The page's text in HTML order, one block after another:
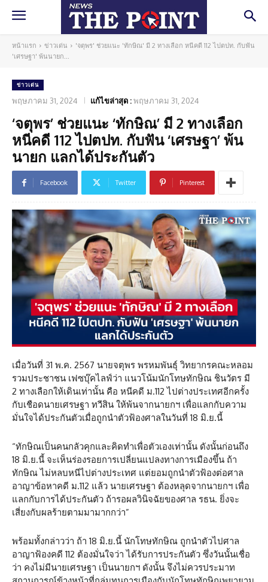
หน้าแรก ข่าวเด่น
'จตุพร' ช่วยแนะ 'ทักษิณ' มี 2 ทางเลือก หนีคดี 112 ไปตปท. กับฟัน
'เศรษฐา' พ้นนายก...
ข่าวเด่น
พฤษภาคม 31, 2024 แก้ไขล่าสุด :พฤษภาคม 31, 2024
‘จตุพร’ ช่วยแนะ ‘ทักษิณ’ มี 2 ทางเลือก
หนีคดี 112 ไปตปท. กับฟัน ‘เศรษฐา’ พ้น
นายก แลกได้ประกันตัว
Facebook Twitter Pinterest
เมื่อวันที่ 31 พ.ค. 2567 นายจตุพร พรหมพันธุ์ วิทยากรคณะหลอม
รวมประชาชน เฟซบุ๊คไลฟ์ว่า แนวโน้มนักโทษทักษิณ ชินวัตร มี
2 ทางเลือกให้เดินเท่านั้น คือ หนีคดี ม.112 ไปต่างประเทศอีกครั้ง
กับเชือดนายเศรษฐา ทวีสิน ให้พ้นจากนายกฯ เพื่อแลกกับความ
มั่นใจได้ประกันตัวเมื่อถูกนำตัวฟ้องศาลในวันที่ 18 มิ.ย.นี้
“ทักษิณเป็นคนกลัวคุกและคิดทำเพื่อตัวเองเท่านั้น ดังนั้นก่อนถึง
18 มิ.ย.นี้ จะเห็นร่องรอยการเปลี่ยนแปลงทางการเมืองขึ้น ถ้า
ทักษิณ ไม่หลบหนีไปต่างประเทศ แต่ยอมถูกนำตัวฟ้องต่อศาล
อาญาข้อหาคดี ม.112 แล้ว นายเศรษฐา ต้องหลุดจากนายกฯ เพื่อ
แลกกับการได้ประกันตัว ถ้ารอผลวินิจฉัยของศาล รธน. ยิ่งจะ
เสี่ยงกับผลร้ายตามมามากกว่า”
พร้อมทั้งกล่าวว่า ถ้า 18 มิ.ย.นี้ นักโทษทักษิณ ถูกนำตัวไปศาล
อาญาฟ้องคดี 112 ต้องมั่นใจว่า ได้รับการประกันตัว ซึ่งวันนั้นเชื่อ
ว่า คงไม่มีนายเศรษฐา เป็นนายกฯ ดังนั้น จึงไม่ควรประมาท